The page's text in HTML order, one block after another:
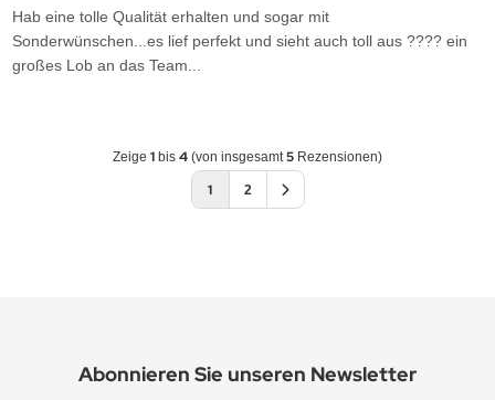
Hab eine tolle Qualität erhalten und sogar mit
Sonderwünschen...es lief perfekt und sieht auch toll aus ???? ein
großes Lob an das Team...
Zeige 1 bis 4 (von insgesamt5 Rezensionen)
1 2
Abonnieren Sie unseren Newsletter